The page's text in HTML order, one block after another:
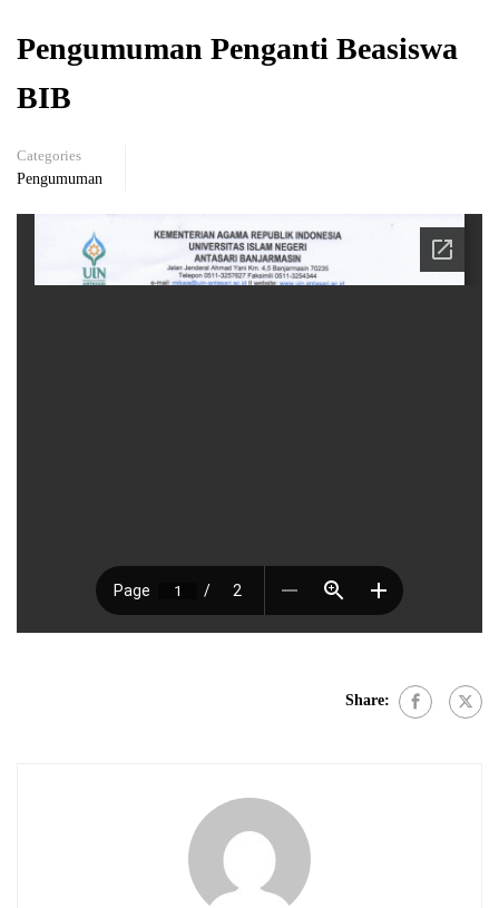
Pengumuman Penganti Beasiswa
BIB
Categories
Pengumuman
Share: